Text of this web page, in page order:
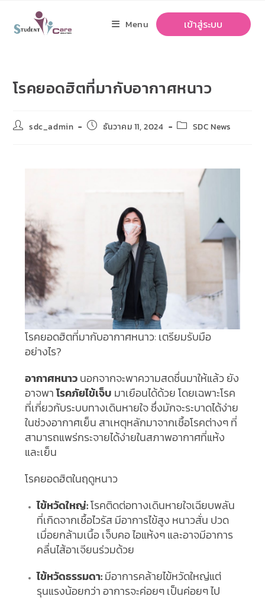
เข้าสู่ระบบ
Menu
โรคยอดฮิตที่มากับอากาศหนาว
sdc_admin ธันวาคม 11, 2024 SDC News
โรคยอดฮิตที่มากับอากาศหนาว: เตรียมรับมือ
อย่างไร?
อากาศหนาวนอกจากจะพาความสดชื่นมาให้แล้ว ยัง
อาจพาโรคภัยไข้เจ็บ มาเยือนได้ด้วย โดยเฉพาะโรค
ที่เกี่ยวกับระบบทางเดินหายใจ ซึ่งมักจะระบาดได้ง่าย
ในช่วงอากาศเย็น สาเหตุหลักมาจากเชื้อโรคต่างๆ ที่
สามารถแพร่กระจายได้ง่ายในสภาพอากาศที่แห้ง
และเย็น
โรคยอดฮิตในฤดูหนาว
ไข้หวัดใหญ่:โรคติดต่อทางเดินหายใจเฉียบพลัน
ที่เกิดจากเชื้อไวรัส มีอาการไข้สูง หนาวสั่น ปวด
เมื่อยกล้ามเนื้อ เจ็บคอ ไอแห้งๆ และอาจมีอาการ
คลื่นไส้อาเจียนร่วมด้วย
ไข้หวัดธรรมดา:มีอาการคล้ายไข้หวัดใหญ่แต่
รุนแรงน้อยกว่า อาการจะค่อยๆ เป็นค่อยๆ ไป